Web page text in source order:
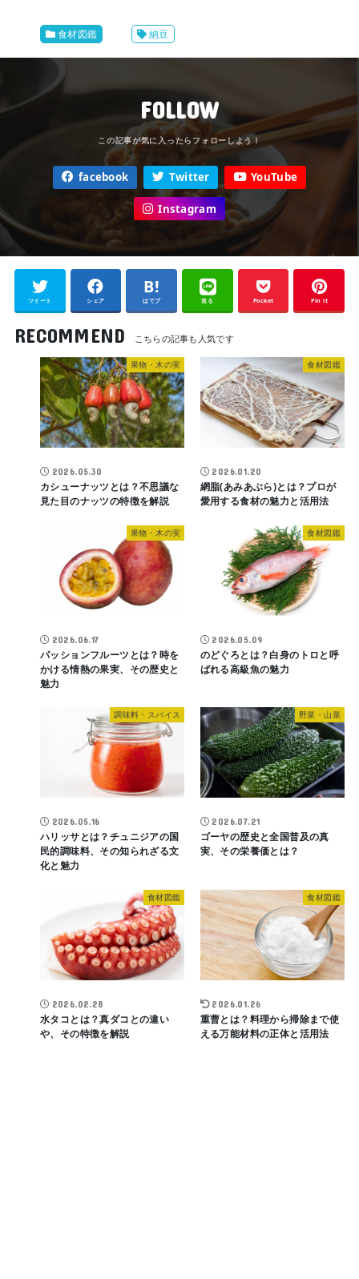
食材図鑑 納豆
FOLLOW
facebook Twitter YouTube
Instagram
ツイート シェア はてブ 送る Pocket Pin it
RECOMMEND
果物・木の実
2026.05.30
カシューナッツとは？不思議な
見た目のナッツの特徴を解説
食材図鑑
2026.01.20
網脂(あみあぶら)とは？プロが
愛用する食材の魅力と活用法
果物・木の実
2026.06.17
パッションフルーツとは？時を
かける情熱の果実、その歴史と
魅力
食材図鑑
2026.05.09
のどぐろとは？白身のトロと呼
ばれる高級魚の魅力
調味料・スパイス
2026.05.16
ハリッサとは？チュニジアの国
民的調味料、その知られざる文
化と魅力
野菜・山菜
2026.07.21
ゴーヤの歴史と全国普及の真
実、その栄養価とは？
食材図鑑
2026.02.28
水タコとは？真ダコとの違い
や、その特徴を解説
食材図鑑
2026.01.26
重曹とは？料理から掃除まで使
える万能材料の正体と活用法